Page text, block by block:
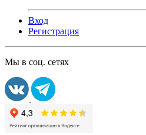
Вход
Регистрация
Мы в соц. сетях